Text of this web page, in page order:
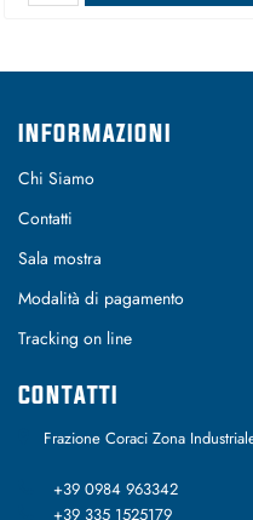
INFORMAZIONI
Chi Siamo
Contatti
Sala mostra
Modalità di pagamento
Tracking on line
CONTATTI
Frazione Coraci Zona
+39 0984 963342
+39 335 1525179